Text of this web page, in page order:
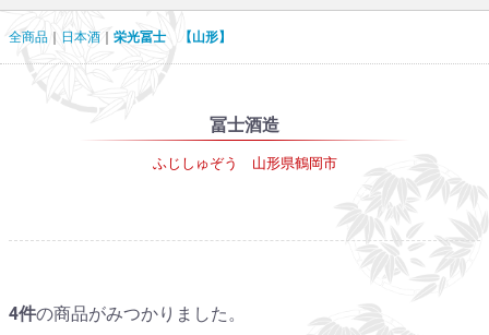
全商品 日本酒 栄光冨士 【山形】
冨士酒造
ふじしゅぞう 山形県鶴岡市
4件の商品がみつかりました。